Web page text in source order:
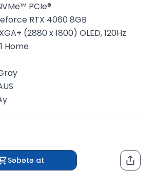
PCIe®
RTX 4060 8GB
(2880 x 1800) OLED, 120Hz
Home
Səbətə at